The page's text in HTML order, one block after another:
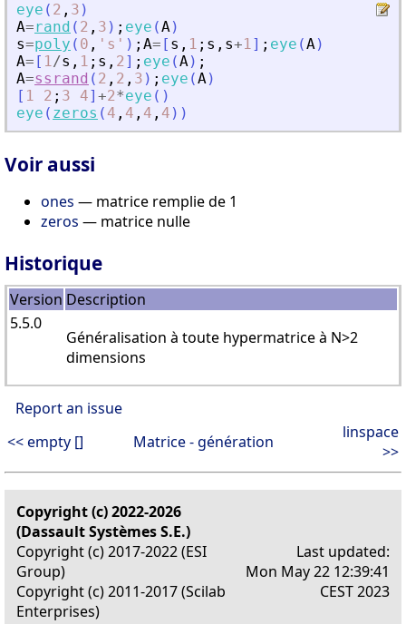
eye ( 2 , 3 )
A=rand ( 2 , 3 ) ; eye (A)
s=poly ( 0 , ' s ' ) ; A= [ s , 1 ; s , s+1] ; eye (A)
A= [ 1/s , 1 ; s , 2] ; eye (A) ;
A=ssrand ( 2 , 2 , 3 ) ; eye (A)
[ 1 2 ; 3 4] +2*eye ( )
eye ( zeros ( 4 , 4 , 4 , 4 ) )
Voir aussi
ones — matrice remplie de 1
zeros — matrice nulle
Historique
Version Description
5.5.0
Généralisation à toute hypermatrice à N>2
dimensions
Report an issue
<< empty []
Matrice - génération
linspace
>>
Copyright (c) 2022-2026
(Dassault Systèmes S.E.)
Copyright (c) 2017-2022 (ESI
Group)
Copyright (c) 2011-2017 (Scilab
Enterprises)
Last updated:
Mon May 22 12:39:41
CEST 2023